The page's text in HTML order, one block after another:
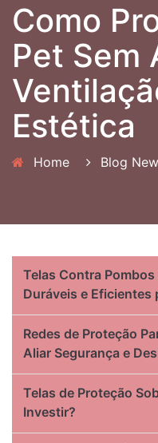
Como
Pet Sem
Estética
Home Blog
Telas Contra
Duráveis e Eficientes
Redes de Proteção
Aliar Segurança e
Telas de Proteção
Investir?